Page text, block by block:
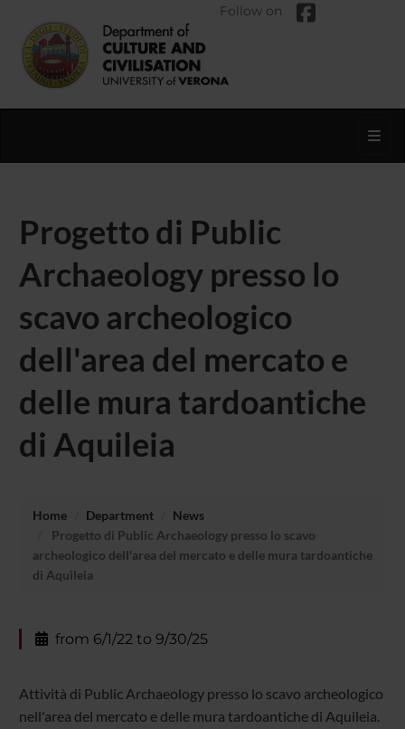
Follow on
Progetto di Public
Archaeology presso lo
scavo archeologico
dell'area del mercato e
delle mura tardoantiche
di Aquileia
Home Department
News
Progetto di Public Archaeology presso lo scavo
archeologico dell'area del mercato e delle mura tardoantiche
di Aquileia
from 6/1/22 to 9/30/25
Attività di Public Archaeology presso lo scavo archeologico
nell'area del mercato e delle mura tardoantiche di Aquileia.